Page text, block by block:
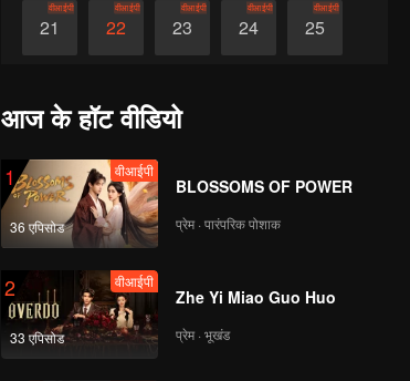
21
वीआईपी
22
वीआईपी
23
वीआईपी
24
वीआईपी
25
वीआईपी
26 28
आज के हॉट वीडियो
1
36 एपिसोड
वीआईपी
BLOSSOMS OF POWER
प्रेम · पारंपरिक पोशाक
2
33 एपिसोड
वीआईपी
Zhe Yi Miao Guo Huo
प्रेम · भूखंड